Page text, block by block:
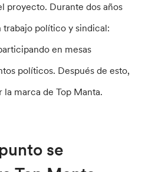
proyecto. Durante dos años
trabajo político y sindical:
en mesas
políticos. Después de esto,
marca de Top Manta.
se